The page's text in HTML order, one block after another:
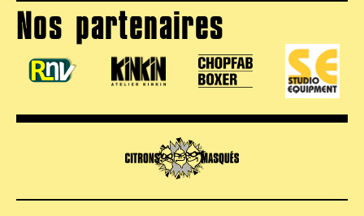
Nos partenaires